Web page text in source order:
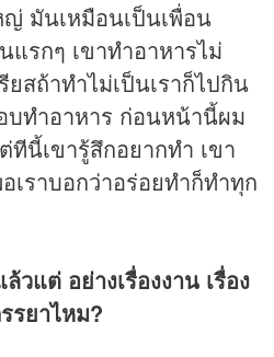
ญ่ มันเหมือนเป็นเพื่อน
แรกๆ เขาทำอาหารไม่
สถ้าทำไม่เป็นเราก็ไปกิน
ทำอาหาร ก่อนหน้านี้ผม
ทีนี้เขารู้สึกอยากทำ เขา
เราบอกว่าอร่อยทำก็ทำทุก
วแต่ อย่างเรื่องงาน เรื่อง
รยาไหม?